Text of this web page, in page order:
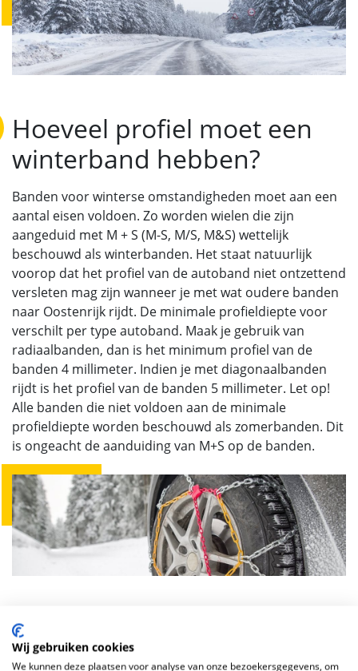
Hoeveel profiel moet een
winterband hebben?
Banden voor winterse omstandigheden moet aan een
aantal eisen voldoen. Zo worden wielen die zijn
aangeduid met M + S (M-S, M/S, M&S) wettelijk
beschouwd als winterbanden. Het staat natuurlijk
voorop dat het profiel van de autoband niet ontzettend
versleten mag zijn wanneer je met wat oudere banden
naar Oostenrijk rijdt. De minimale profieldiepte voor
verschilt per type autoband. Maak je gebruik van
radiaalbanden, dan is het minimum profiel van de
banden 4 millimeter. Indien je met diagonaalbanden
rijdt is het profiel van de banden 5 millimeter. Let op!
Alle banden die niet voldoen aan de minimale
profieldiepte worden beschouwd als zomerbanden. Dit
is ongeacht de aanduiding van M+S op de banden.
Zijn sneeuwkettingen
verplicht in Oostenrijk?
Wij gebruiken cookies
We kunnen deze plaatsen voor analyse van onze bezoekersgegevens, om